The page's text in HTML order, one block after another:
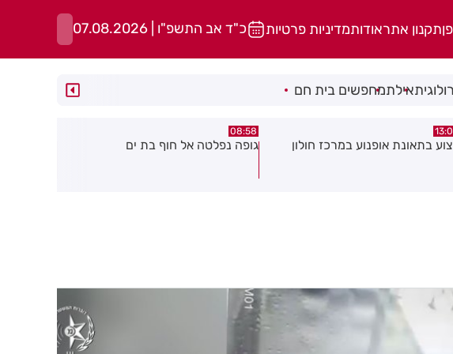
תקנון אתראודותמדיניות פרטיות כ"ד אב התשפ"ו | 07.08.2026
אילתמחפשים בית חם
נפלטה אל חוף בת ים
08:29
חשד להצתה בשלושה מוקדים ברמת